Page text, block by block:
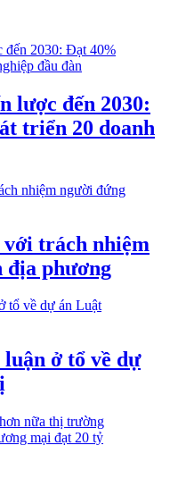
lược đến 2030:
triển 20 doanh
với trách nhiệm
địa phương
ở tổ về dự